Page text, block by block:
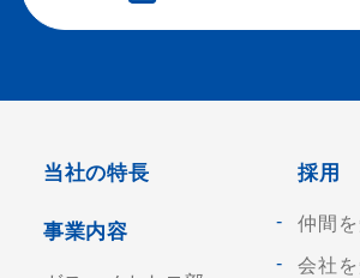
当社の特長
事業内容
採用
仲間を
会社を